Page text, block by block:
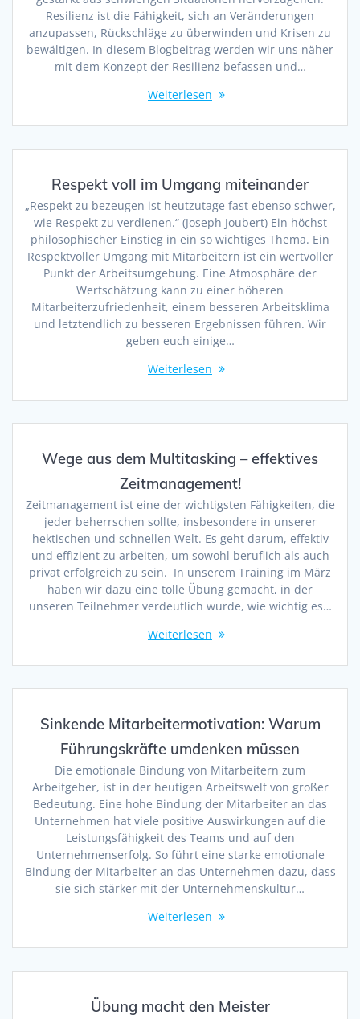
Resilienz ist die Fähigkeit, sich an Veränderungen
anzupassen, Rückschläge zu überwinden und Krisen zu
bewältigen. In diesem Blogbeitrag werden wir uns näher
mit dem Konzept der Resilienz befassen und…
Weiterlesen
Respekt voll im Umgang miteinander
„Respekt zu bezeugen ist heutzutage fast ebenso schwer,
wie Respekt zu verdienen.“ (Joseph Joubert) Ein höchst
philosophischer Einstieg in ein so wichtiges Thema. Ein
Respektvoller Umgang mit Mitarbeitern ist ein wertvoller
Punkt der Arbeitsumgebung. Eine Atmosphäre der
Wertschätzung kann zu einer höheren
Mitarbeiterzufriedenheit, einem besseren Arbeitsklima
und letztendlich zu besseren Ergebnissen führen. Wir
geben euch einige…
Weiterlesen
Wege aus dem Multitasking – effektives
Zeitmanagement!
Zeitmanagement ist eine der wichtigsten Fähigkeiten, die
jeder beherrschen sollte, insbesondere in unserer
hektischen und schnellen Welt. Es geht darum, effektiv
und effizient zu arbeiten, um sowohl beruflich als auch
privat erfolgreich zu sein. In unserem Training im März
haben wir dazu eine tolle Übung gemacht, in der
unseren Teilnehmer verdeutlich wurde, wie wichtig es…
Weiterlesen
Sinkende Mitarbeitermotivation: Warum
Führungskräfte umdenken müssen
Die emotionale Bindung von Mitarbeitern zum
Arbeitgeber, ist in der heutigen Arbeitswelt von großer
Bedeutung. Eine hohe Bindung der Mitarbeiter an das
Unternehmen hat viele positive Auswirkungen auf die
Leistungsfähigkeit des Teams und auf den
Unternehmenserfolg. So führt eine starke emotionale
Bindung der Mitarbeiter an das Unternehmen dazu, dass
sie sich stärker mit der Unternehmenskultur…
Weiterlesen
Übung macht den Meister